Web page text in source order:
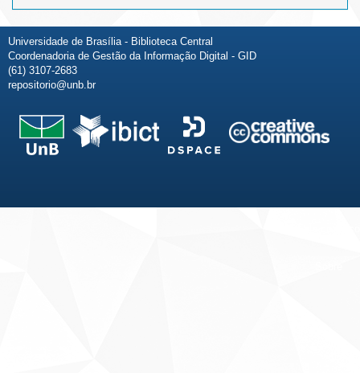
Universidade de Brasília - Biblioteca Central
Coordenadoria de Gestão da Informação Digital - GID
(61) 3107-2683
repositorio@unb.br